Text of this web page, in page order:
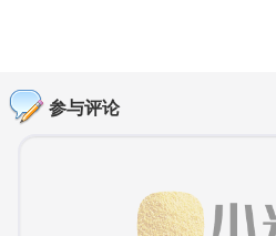
参与评论